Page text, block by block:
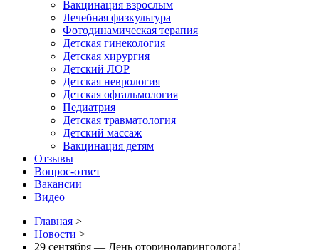
Вакцинация взрослым
Лечебная физкультура
Фотодинамическая терапия
Детская гинекология
Детская хирургия
Детский ЛОР
Детская неврология
Детская офтальмология
Педиатрия
Детская травматология
Детский массаж
Вакцинация детям
Отзывы
Вопрос-ответ
Вакансии
Видео
Главная >
Новости >
29 сентября — День оториноларинголога!